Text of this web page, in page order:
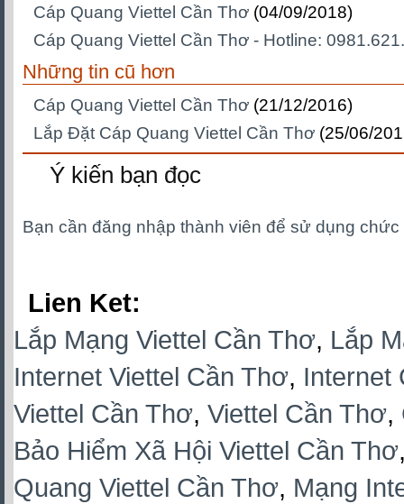
Cáp Quang Viettel Cần Thơ (04/09/2018)
Cáp Quang Viettel Cần Thơ - Hotline:
Những tin cũ hơn
Cáp Quang Viettel Cần Thơ (21/12/2016)
Lắp Đặt Cáp Quang Viettel Cần Thơ (25/06/
Ý kiến bạn đọc
Bạn cần đăng nhập thành viên để sử dụng chức
Lien Ket:
Lắp Mạng Viettel Cần Thơ, Lắp
Internet Viettel Cần Thơ, Internet
Viettel Cần Thơ, Viettel Cần Thơ,
Bảo Hiểm Xã Hội Viettel Cần Thơ
Quang Viettel Cần Thơ, Mạng